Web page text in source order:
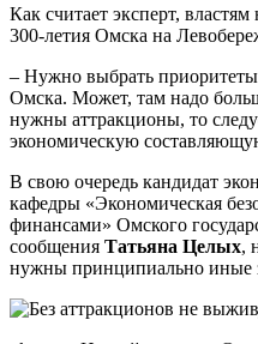
Как считает эксперт,
300-летия Омска на
– Нужно выбрать приоритеты
Омска. Может, там надо
нужны аттракционы, то
экономическую
В свою очередь кандидат
кафедры «Экономическая
финансами» Омского
сообщения Татьяна Целых,
нужны принципиально иные